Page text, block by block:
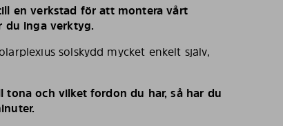
en verkstad för att montera vårt
du inga verktyg.
solskydd mycket enkelt själv,
och vilket fordon du har, så har du